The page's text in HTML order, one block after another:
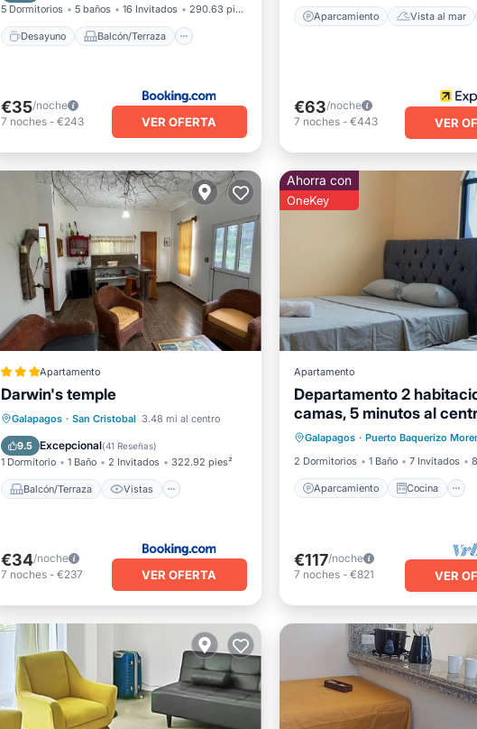
5 Dormitorios 5 baños 16 Invitados 290.63 pies²
Desayuno Balcón/Terraza
€35/noche
7 noches- €243 VER OFERTA
Aparcamiento Vista al mar
€63/noche
7 noches- €443 VER
Apartamento
Darwin's temple
Galapagos · San Cristobal 3.48 mi al centro
9.5 Excepcional(41 Reseñas)
1 Dormitorio 1 Baño 2 Invitados 322.92 pies²
Balcón/Terraza Vistas
Balcón/Terraza
Vistas
Internet
Se admiten mascotas
€34/noche
7 noches- €237 VER OFERTA
Ahorra con
OneKey
Apartamento
Departamento 2
camas, 5 minutos al
malecón
Galapagos · Puerto Baquerizo
2 Dormitorios
1 Baño 7 Invitados
Aparcamiento Cocina
Aparcamiento
Cocina
Aire acondicionado
€117/noche
7 noches- €821 VER